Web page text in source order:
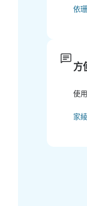
依珊
方
使
家